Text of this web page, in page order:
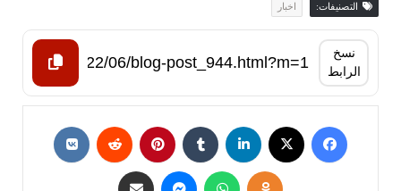
التصنيفات: اخبار
نسخ
الرابط